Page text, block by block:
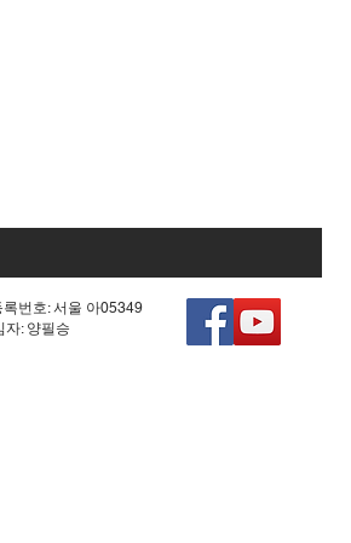
번호: 서울 아05349
: 양필승